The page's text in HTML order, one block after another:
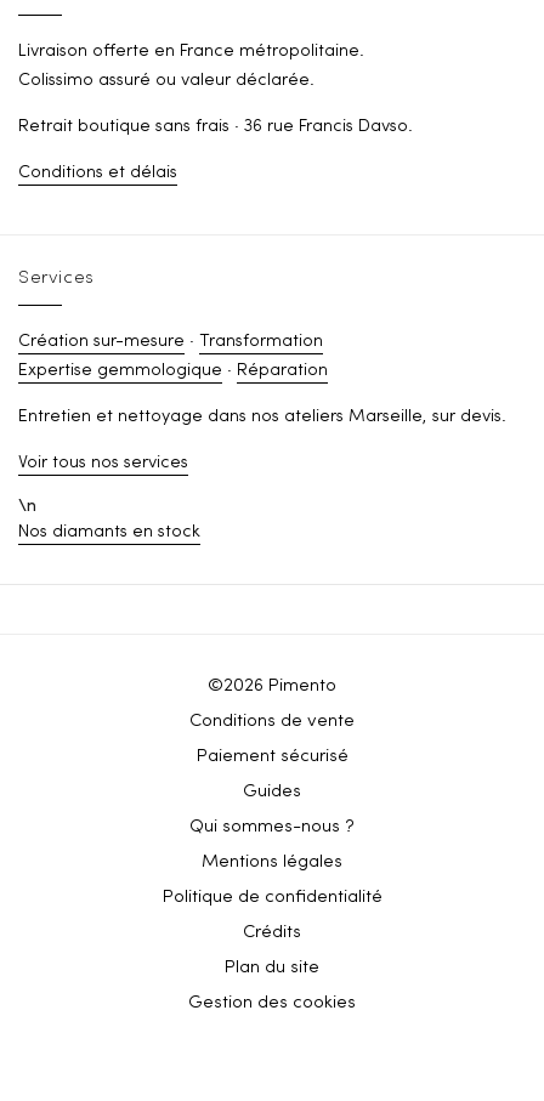
Livraison offerte en France métropolitaine.
Colissimo assuré ou valeur déclarée.
Retrait boutique sans frais · 36 rue Francis Davso.
Conditions et délais
Services
Création sur-mesure · Transformation
Expertise gemmologique · Réparation
Entretien et nettoyage dans nos ateliers Marseille, sur devis.
Voir tous nos services
\n
Nos diamants en stock
©2026 Pimento
Conditions de vente
Paiement sécurisé
Guides
Qui sommes-nous ?
Mentions légales
Politique de confidentialité
Crédits
Plan du site
Gestion des cookies